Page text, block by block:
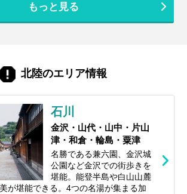
もっと見る
北陸のエリア情報
石川
金沢・山代・山中・片山
津・和倉・輪島・粟津
名勝である兼六園、金沢城
公園など金沢での街歩きを
堪能。能登半島や白山山麓
が堪能できる。4つの名湯が集まる加